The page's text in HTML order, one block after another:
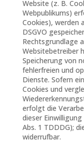
Website (z. B.
Webpublikums)
Cookies), werden
DSGVO
Rechtsgrundlage
Websitebetreiber
Speicherung von
fehlerfreien und
Dienste. Sofern
Cookies und
erfolgt die
dieser
Abs. 1 TDDDG);
widerrufbar.